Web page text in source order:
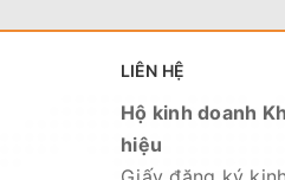
LIÊN HỆ
Hộ kinh doanh
hiệu